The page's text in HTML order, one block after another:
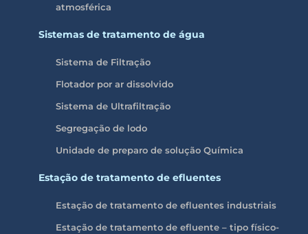
atmosférica
Sistemas de tratamento de água
Sistema de Filtração
Flotador por ar dissolvido
Sistema de Ultrafiltração
Segregação de lodo
Unidade de preparo de solução Química
Estação de tratamento de efluentes
Estação de tratamento de efluentes industriais
Estação de tratamento de efluente – tipo físico-